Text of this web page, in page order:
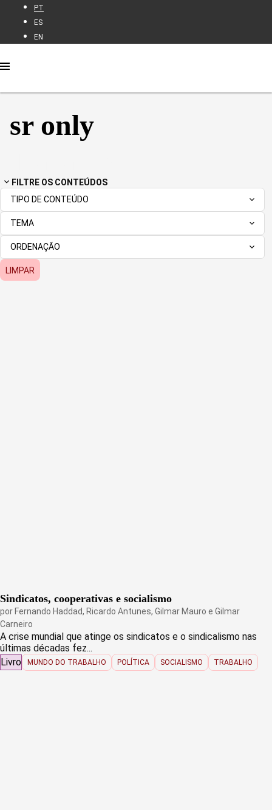
PT
ES
EN
sr only
FILTRE OS CONTEÚDOS
TIPO DE CONTEÚDO
TEMA
ORDENAÇÃO
LIMPAR
Sindicatos, cooperativas e socialismo
por Fernando Haddad, Ricardo Antunes, Gilmar Mauro e Gilmar
Carneiro
A crise mundial que atinge os sindicatos e o sindicalismo nas
últimas décadas fez...
Livro
MUNDO DO TRABALHO POLÍTICA SOCIALISMO TRABALHO